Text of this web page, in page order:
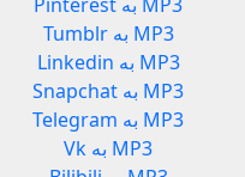
Tumblr به MP3
Linkedin به MP3
Snapchat به MP3
Telegram به MP3
Vk به MP3